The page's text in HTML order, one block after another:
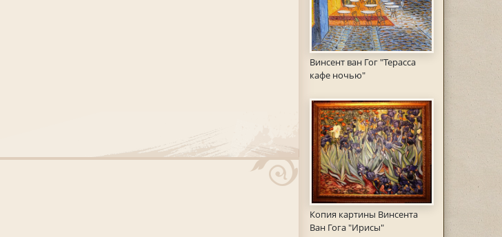
Винсент ван Гог "Терасса
кафе ночью"
Копия картины Винсента
Ван Гога "Ирисы"